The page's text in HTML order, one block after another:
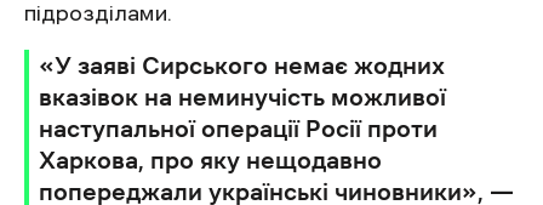
підрозділами.
«У заяві Сирського немає жодних
вказівок на неминучість можливої
наступальної операції Росії проти
Харкова, про яку нещодавно
попереджали українські чиновники», —